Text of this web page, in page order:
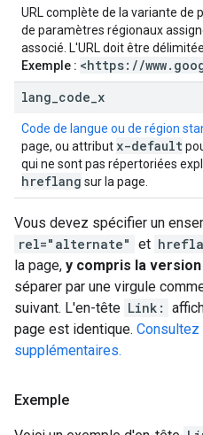
URL complète de la variante de
de paramètres régionaux
associé. L'URL doit être
Exemple : <https: //www.
lang code x
Code de langue ou de région
page, ou attribut x-default
qui ne sont pas répertoriées
hreflang sur la page.
Vous devez spécifier un
rel="alternate" et
la page, y compris la
séparer par une virgule
suivant. L'en-tête Link:
page est identique.
supplémentaires.
Exemple